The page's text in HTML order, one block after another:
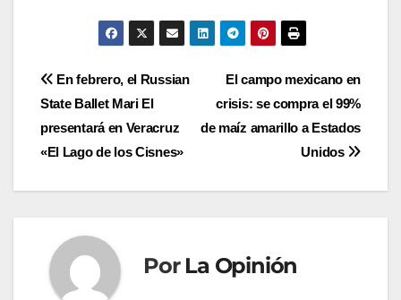
Navegación
de
entradas
El campo mexicano en
crisis: se compra el 99%
de maíz amarillo a Estados
Unidos
En febrero, el Russian
State Ballet Mari El
presentará en Veracruz
«El Lago de los Cisnes»
Por La Opinión